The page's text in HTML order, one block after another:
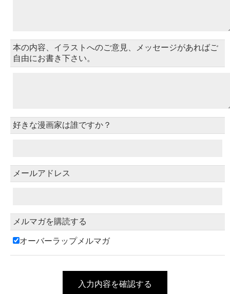
本の内容、イラストへのご意見、メッセージがあればご
自由にお書き下さい。
好きな漫画家は誰ですか？
メールアドレス
メルマガを購読する
オーバーラップメルマガ
入力内容を確認する